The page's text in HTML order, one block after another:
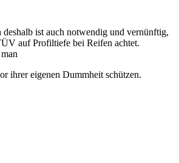
ist auch notwendig und vernünftig,
auf Profiltiefe bei Reifen achtet.
ihrer eigenen Dummheit schützen.